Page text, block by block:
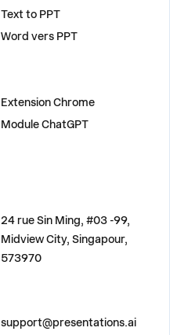
Text to PPT
Word vers PPT
Extension Chrome
Module ChatGPT
24 rue Sin Ming, #03 -99,
Midview City, Singapour,
573970
support@presentations.ai